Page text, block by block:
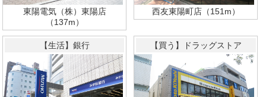
東陽電気（株）東陽店
（137m）
西友東陽町店（151m）
【生活】銀行 【買う】ドラッグストア